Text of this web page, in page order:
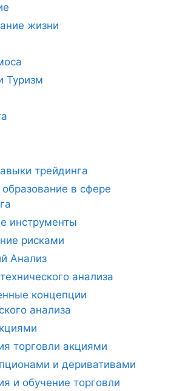
жизни
Туризм
трейдинга
в сфере
инструменты
рисками
Анализ
анализа
концепции
анализа
торговли акциями
и деривативами
и обучение торговли